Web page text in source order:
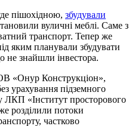
пішохідною, збудували
вуличні меблі. Саме з
транспорт. Тепер же
яким планували збудувати
не знайшли інвестора.
«Онур Конструкціон»,
урахування підземного
ЛКП «Інститут просторового
розділили потоки
частково